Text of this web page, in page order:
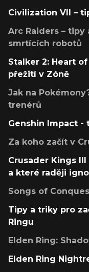
Civilization VII –
Arc Raiders –
smrtících robotů
Stalker 2: Heart
přežití v Zóně
Jak na
trenérů
Genshin Impact -
Za koho začít v
Crusader Kings
a které raději
Songs of
Tipy a triky pro
Ringu
Elden Ring:
Elden Ring